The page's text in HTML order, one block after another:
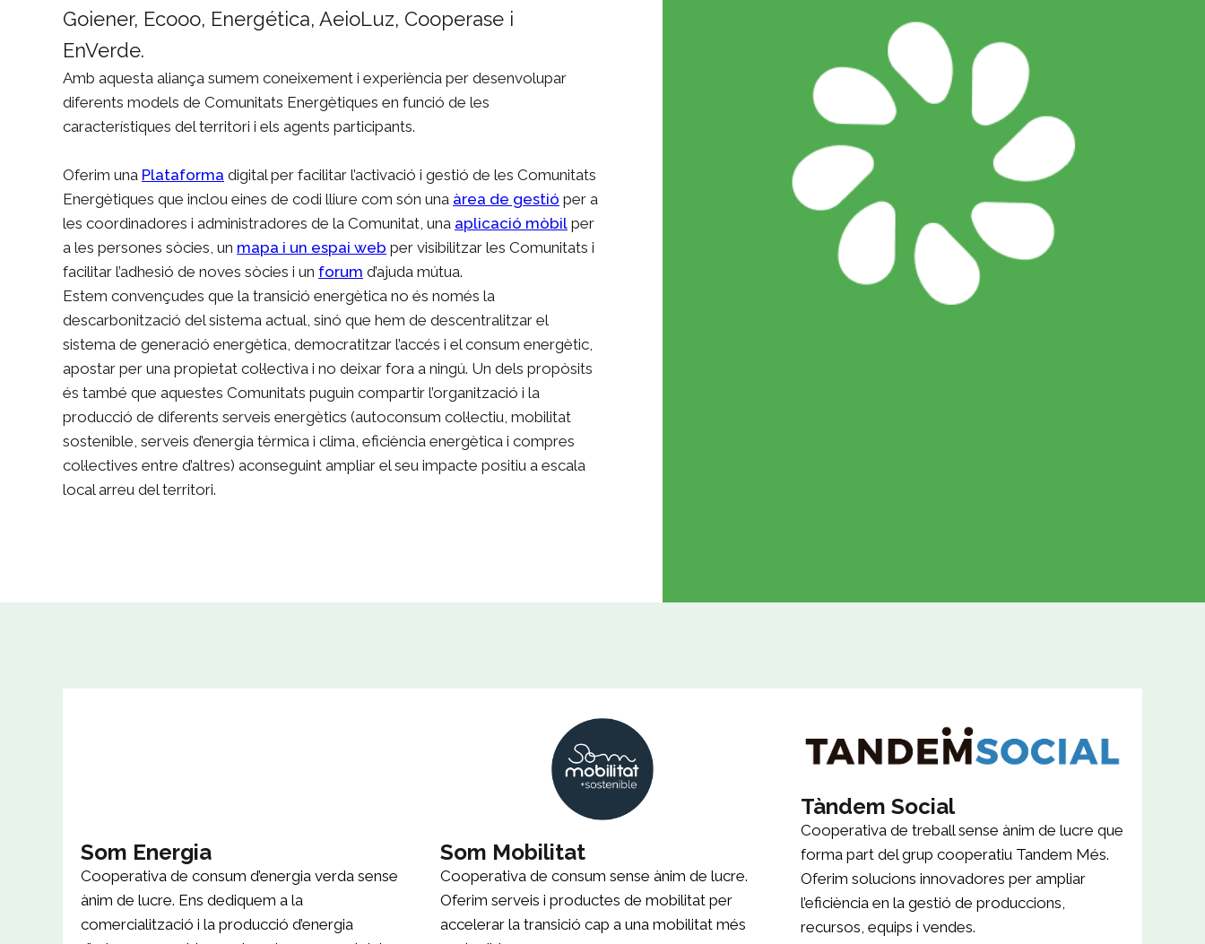
Goiener, Ecooo, Energética, AeioLuz, Cooperase i
EnVerde.
Amb aquesta aliança sumem coneixement i experiència per desenvolupar
diferents models de Comunitats Energètiques en funció de les
característiques del territori i els agents participants.
Oferim una Plataforma digital per facilitar l’activació i gestió de les Comunitats
Energètiques que inclou eines de codi lliure com són una àrea de gestió per a
les coordinadores i administradores de la Comunitat, una aplicació mòbil per
a les persones sòcies, un mapa i un espai web per visibilitzar les Comunitats i
facilitar l’adhesió de noves sòcies i un forum d’ajuda mútua.
Estem convençudes que la transició energètica no és només la
descarbonització del sistema actual, sinó que hem de descentralitzar el
sistema de generació energètica, democratitzar l’accés i el consum energètic,
apostar per una propietat col·lectiva i no deixar fora a ningú. Un dels propòsits
és també que aquestes Comunitats puguin compartir l’organització i la
producció de diferents serveis energètics (autoconsum col·lectiu, mobilitat
sostenible, serveis d’energia tèrmica i clima, eficiència energètica i compres
col·lectives entre d’altres) aconseguint ampliar el seu impacte positiu a escala
local arreu del territori.
Som Energia
Cooperativa de consum d’energia verda sense
ànim de lucre. Ens dediquem a la
comercialització i la producció d’energia
Som Mobilitat
Cooperativa de consum sense ànim de lucre.
Oferim serveis i productes de mobilitat per
accelerar la transició cap a una mobilitat més
Tàndem Social
Cooperativa de treball sense ànim de lucre que
forma part del grup cooperatiu Tandem Més.
Oferim solucions innovadores per ampliar
l’eficiència en la gestió de produccions,
recursos, equips i vendes.